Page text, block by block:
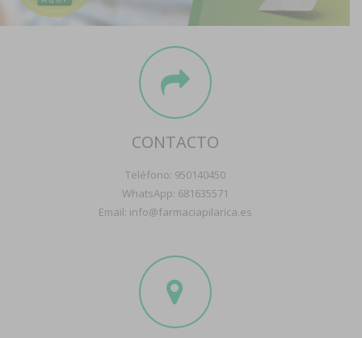
Boletín
CONTACTO
Teléfono: 950140450
WhatsApp: 681635571
Email: info@farmaciapilarica.es